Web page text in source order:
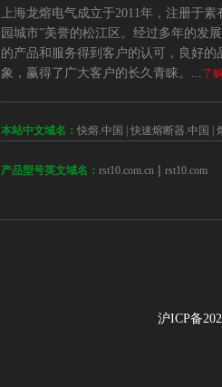
上海龙熔电气成立于2011年，注册于素
园城市”美誉的松江区。经过多年的发
的产品和服务得到客户的认可，良好的
象，赢得了广大客户的长久青睐。...了
本站中文域名： 快熔.中国 快速熔断器.中国
产品型号英文域名： rst10.com.cn | rst10.com
沪ICP备